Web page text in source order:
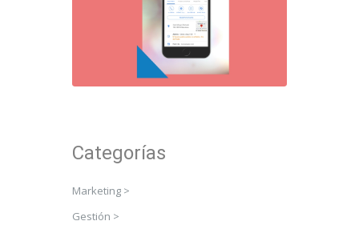
Categorías
Marketing >
Gestión >